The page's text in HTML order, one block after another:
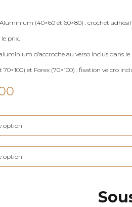
(40×60 et 60×80) : crochet
prix.
d’accroche au verso inclus dans le
70×100) et Forex (70×100) : fixation velcro
prix :
€90,00
à